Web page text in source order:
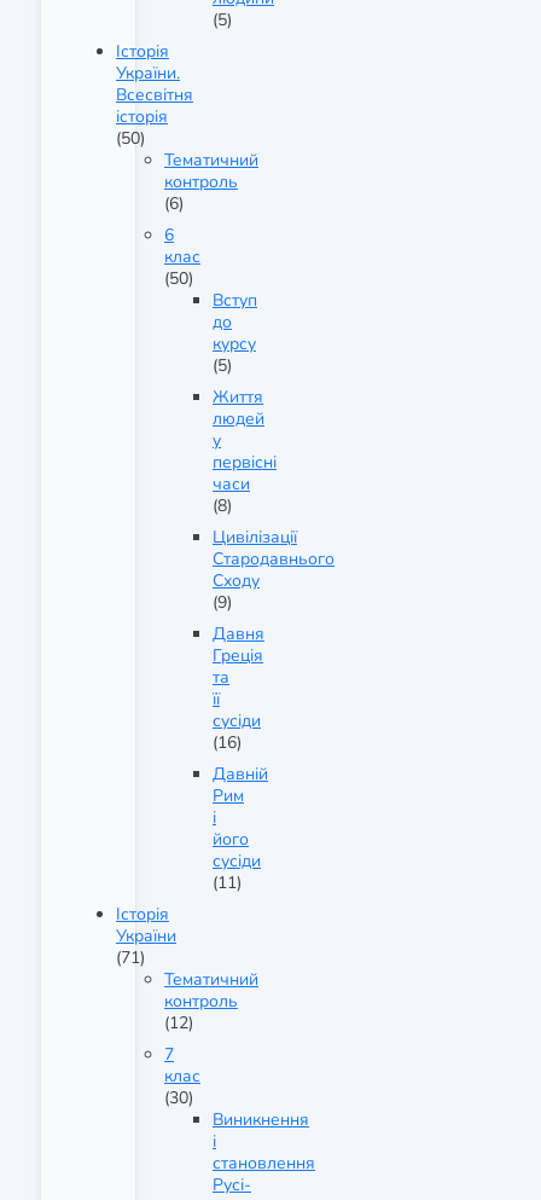
(5)
Історія
України.
Всесвітня
історія
(50)
Тематичний
контроль
(6)
6
клас
(50)
Вступ
до
курсу
(5)
Життя
людей
у
первісні
часи
(8)
Цивілізації
Стародавнього
Сходу
(9)
Давня
Греція
та
її
сусіди
(16)
Давній
Рим
і
його
сусіди
(11)
Історія
України
(71)
Тематичний
контроль
(12)
7
клас
(30)
Виникнення
і
становлення
Русі-